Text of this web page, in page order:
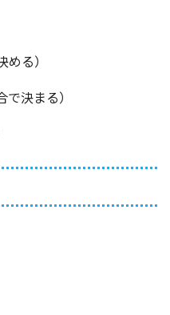
る）
決まる）